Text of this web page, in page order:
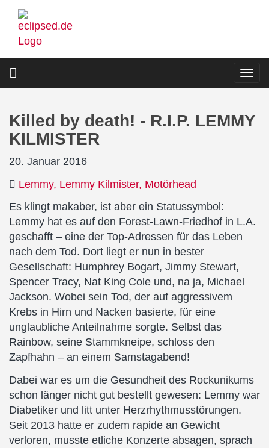
Direkt
zum
Inhalt
Killed by death! - R.I.P. LEMMY
KILMISTER
20. Januar 2016
Lemmy Lemmy Kilmister Motörhead
Es klingt makaber, ist aber ein Statussymbol:
Lemmy hat es auf den Forest-Lawn-Friedhof in L.A.
geschafft – eine der Top-Adressen für das Leben
nach dem Tod. Dort liegt er nun in bester
Gesellschaft: Humphrey Bogart, Jimmy Stewart,
Spencer Tracy, Nat King Cole und, na ja, Michael
Jackson. Wobei sein Tod, der auf aggressivem
Krebs in Hirn und Nacken basierte, für eine
unglaubliche Anteilnahme sorgte. Selbst das
Rainbow, seine Stammkneipe, schloss den
Zapfhahn – an einem Samstagabend!
Dabei war es um die Gesundheit des Rockunikums
schon länger nicht gut bestellt gewesen: Lemmy war
Diabetiker und litt unter Herzrhythmusstörungen.
Seit 2013 hatte er zudem rapide an Gewicht
verloren, musste etliche Konzerte absagen, sprach